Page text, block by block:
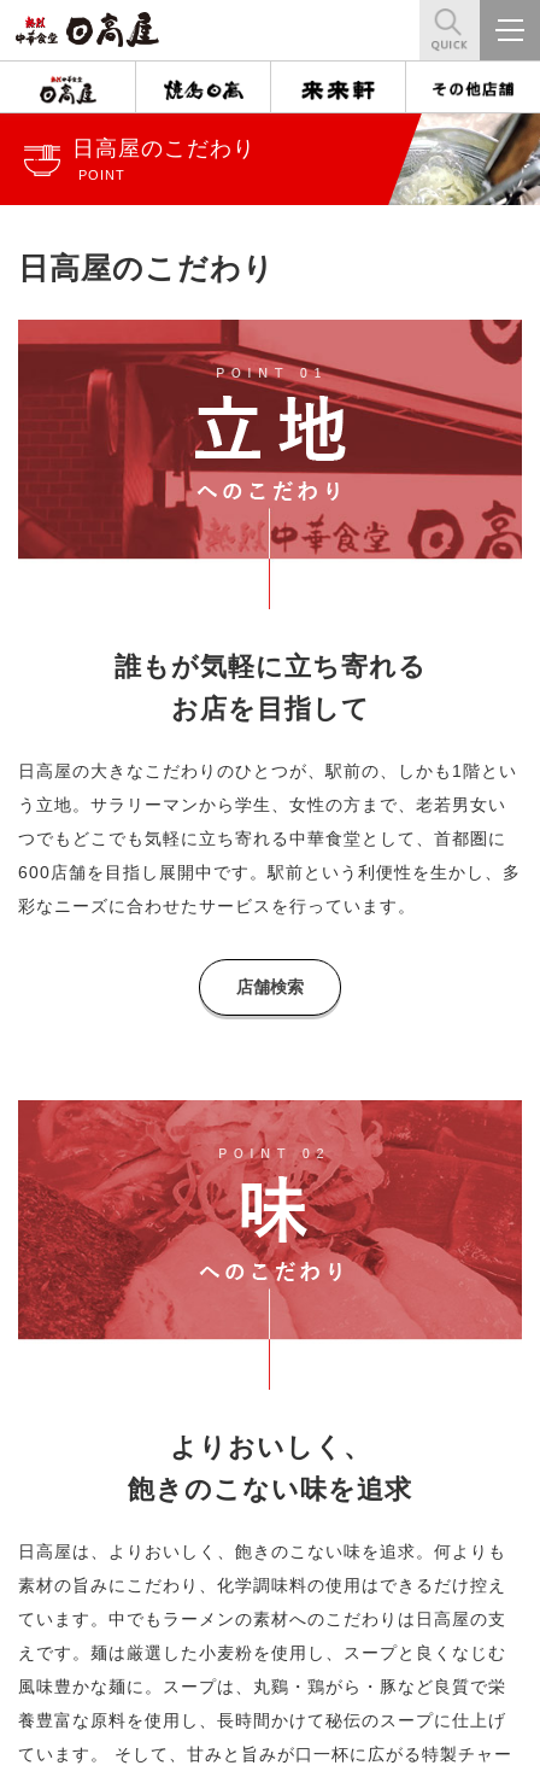
日高屋のこだわり
POINT
日高屋のこだわり
誰もが気軽に立ち寄れる
お店を目指して
日高屋の大きなこだわりのひとつが、駅前の、しかも1階とい
う立地。 サラリーマンから学生、女性の方まで、老若男女い
つでもどこでも気軽に立ち寄れる中華食堂として、首都圏に
600店舗を目指し展開中です。 駅前という利便性を生かし、多
彩なニーズに合わせたサービスを行っています。
店舗検索
よりおいしく、
飽きのこない味を追求
日高屋は、よりおいしく、飽きのこない味を追求。 何よりも
素材の旨みにこだわり、化学調味料の使用はできるだけ控え
ています。 中でもラーメンの素材へのこだわりは日高屋の支
えです。 麺は厳選した小麦粉を使用し、スープと良くなじむ
風味豊かな麺に。
スープは、丸鷄・鶏がら・豚など良質で栄
養豊富な原料を使用し、 長時間かけて秘伝のスープに仕上げ
ています。
そして、甘みと旨みが口一杯に広がる特製チャー